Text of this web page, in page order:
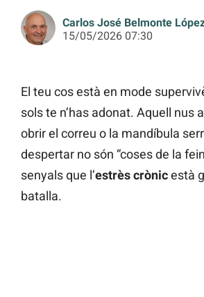
Carlos José Belmonte
15/05/2026 07:30
El teu cos està en mode
sols te n’has adonat. Aquell nus
obrir el correu o la mandíbula
despertar no són “coses de la
senyals que l’estrès crònicestà
batalla.